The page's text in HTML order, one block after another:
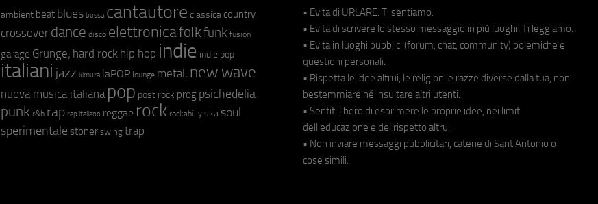
ambient beat blues bossa cantautore classica country
crossover dance disco elettronicafolkfunk fusion
garage Grunge; hard rock hip hop indie indie pop
italiani jazz kimura laPOP lounge metal; new wave
nuova musica italiana pop post rock prog psichedelia
punk r&b rap rap italiano reggae rock rockabilly ska soul
sperimentale stoner swing trap
• Evita di URLARE. Ti sentiamo.
• Evita di scrivere lo stesso messaggio in più luoghi. Ti leggiamo.
• Evita in luoghi pubblici (forum, chat, community) polemiche e
questioni personali.
• Rispetta le idee altrui, le religioni e razze diverse dalla tua, non
bestemmiare né insultare altri utenti.
• Sentiti libero di esprimere le proprie idee, nei limiti
dell'educazione e del rispetto altrui.
• Non inviare messaggi pubblicitari, catene di Sant'Antonio o
cose simili.